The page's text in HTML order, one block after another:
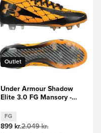
Outlet
Under Armour Shadow
Elite 3.0 FG Mansory -
EDITION
FG
899 kr.2.049 kr.